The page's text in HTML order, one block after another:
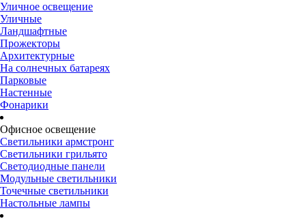
Уличное освещение
Уличные
Ландшафтные
Прожекторы
Архитектурные
На солнечных батареях
Парковые
Настенные
Фонарики
Офисное освещение
Светильники армстронг
Светильники грильято
Светодиодные панели
Модульные светильники
Точечные светильники
Настольные лампы